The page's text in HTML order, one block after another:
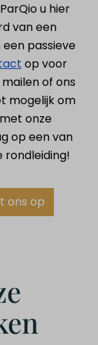
u hier
van een
passieve
op voor
mailenof ons
mogelijk om
onze
op een van
rondleiding!
ons op